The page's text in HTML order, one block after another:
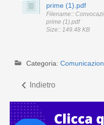
prime (1).pdf
Filename::
prime (1).pdf
Size:: 149.48 KB
Categoria:
Indietro